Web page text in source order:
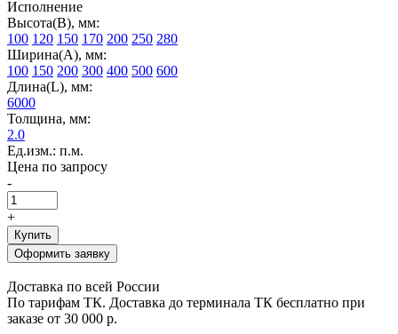
Исполнение
Высота(В), мм:
100 120 150 170 200 250 280
Ширина(А), мм:
100 150 200 300 400 500 600
Длина(L), мм:
6000
Толщина, мм:
2.0
Ед.изм.: п.м.
Цена по запросу
-
+
Купить
Оформить заявку
Доставка по всей России
По тарифам ТК. Доставка до терминала ТК бесплатно при
заказе от 30 000 р.